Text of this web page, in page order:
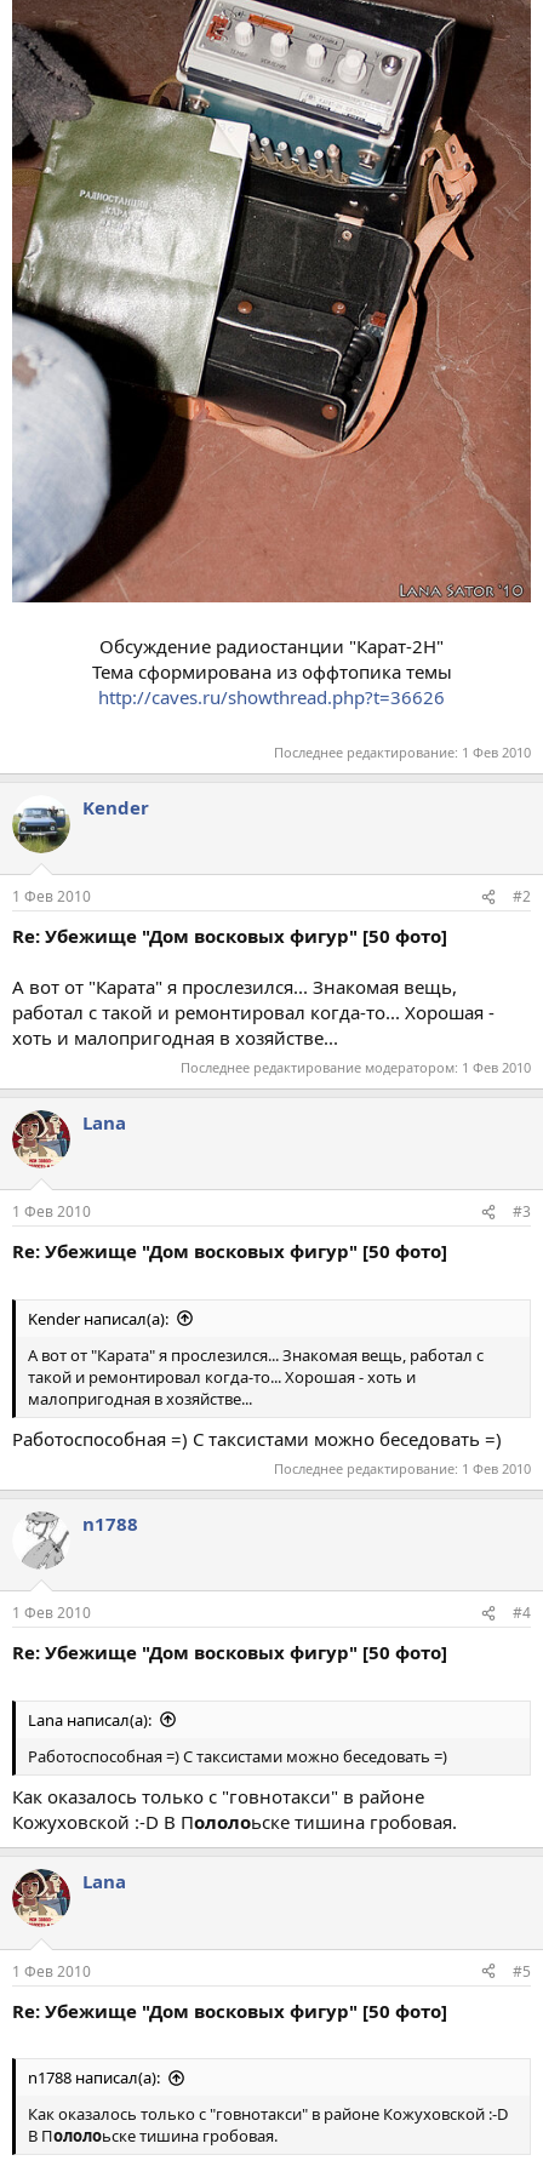
Обсуждение радиостанции "Карат-2Н"
Тема сформирована из оффтопика темы
http://caves.ru/showthread.php?t=36626
Последнее редактирование: 1 Фев 2010
Kender
1 Фев 2010 #2
Re: Убежище "Дом восковых фигур" [50 фото]
А вот от "Карата" я прослезился... Знакомая вещь,
работал с такой и ремонтировал когда-то... Хорошая -
хоть и малопригодная в хозяйстве...
Последнее редактирование модератором: 1 Фев 2010
Lana
1 Фев 2010 #3
Re: Убежище "Дом восковых фигур" [50 фото]
Kender написал(а):
А вот от "Карата" я прослезился... Знакомая вещь, работал с
такой и ремонтировал когда-то... Хорошая - хоть и
малопригодная в хозяйстве...
Работоспособная =) С таксистами можно беседовать =)
Последнее редактирование: 1 Фев 2010
n1788
1 Фев 2010 #4
Re: Убежище "Дом восковых фигур" [50 фото]
Lana написал(а):
Работоспособная =) С таксистами можно беседовать =)
Как оказалось только с "говнотакси" в районе
Кожуховской :-D В Пололоьске тишина гробовая.
Lana
1 Фев 2010 #5
Re: Убежище "Дом восковых фигур" [50 фото]
n1788 написал(а):
Как оказалось только с "говнотакси" в районе Кожуховской :-D
В Пололоьске тишина гробовая.